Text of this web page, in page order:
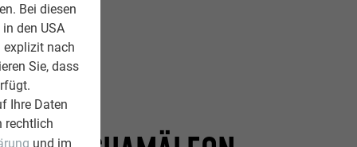
Bei diesen
den USA
explizit nach
Sie, dass
Ihre Daten
rechtlich
und im